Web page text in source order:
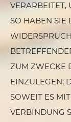
VERARBEITET,
SO HABEN SIE
ZUM ZWECKE
EINZULEGEN;
SOWEIT ES
VERBINDUNG